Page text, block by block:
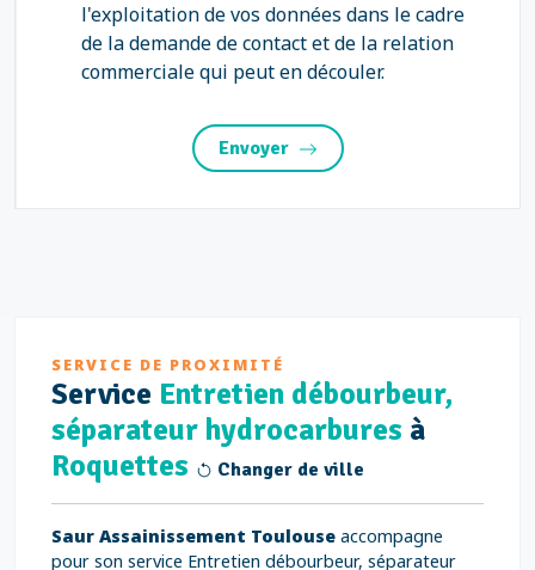
l'exploitation de vos données dans le cadre
de la demande de contact et de la relation
commerciale qui peut en découler.
Envoyer
SERVICE DE PROXIMITÉ
Service Entretien débourbeur,
séparateur hydrocarbures à
Roquettes
Changer de ville
Saur Assainissement Toulouse accompagne
pour son service Entretien débourbeur, séparateur